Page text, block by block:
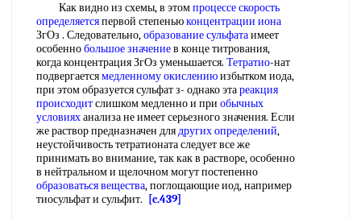
Как видно из схемы, в этомпроцессе скорость
определяетсяпервой степеньюконцентрации иона
ЗгОз . Следовательно,образование сульфатаимеет
особеннобольшое значениев конце титрования,
когда концентрация ЗгОз уменьшается. Тетратио-нат
подвергаетсямедленному окислениюизбытком иода,
при этом образуется сульфат з- однако этареакция
происходитслишком медленно и при обычных
условияханализа не имеет серьезного значения. Если
же раствор предназначен длядругих определений,
неустойчивость тетратионата следует все же
принимать во внимание, так как в растворе, особенно
в нейтральном и щелочном могут постепенно
образоваться вещества, поглощающие иод, например
тиосульфат и сульфит.
[c.439]